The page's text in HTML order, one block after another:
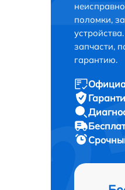
поломки,
запчасти,
гарантию.